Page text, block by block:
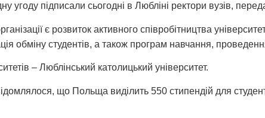
угоду підписали сьогодні в Любліні ректори вузів,
є розвиток активного співробітництва
обміну студентів, а також програм навчання,
– Люблінський католицький університет.
що Польща виділить 550 стипендій для